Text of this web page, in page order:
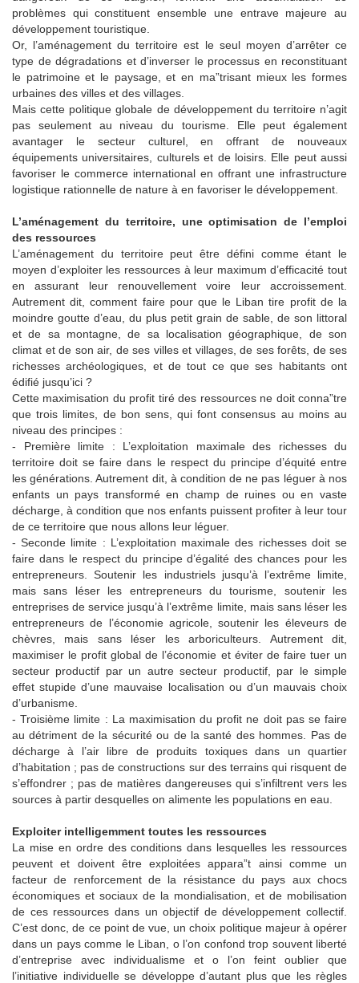
problèmes qui constituent ensemble une entrave majeure au
développement touristique.
Or, l’aménagement du territoire est le seul moyen d’arrêter ce
type de dégradations et d’inverser le processus en reconstituant
le patrimoine et le paysage, et en ma”trisant mieux les formes
urbaines des villes et des villages.
Mais cette politique globale de développement du territoire n’agit
pas seulement au niveau du tourisme. Elle peut également
avantager le secteur culturel, en offrant de nouveaux
équipements universitaires, culturels et de loisirs. Elle peut aussi
favoriser le commerce international en offrant une infrastructure
logistique rationnelle de nature à en favoriser le développement.
L’aménagement du territoire, une optimisation de l’emploi
des ressources
L’aménagement du territoire peut être défini comme étant le
moyen d’exploiter les ressources à leur maximum d’efficacité tout
en assurant leur renouvellement voire leur accroissement.
Autrement dit, comment faire pour que le Liban tire profit de la
moindre goutte d’eau, du plus petit grain de sable, de son littoral
et de sa montagne, de sa localisation géographique, de son
climat et de son air, de ses villes et villages, de ses forêts, de ses
richesses archéologiques, et de tout ce que ses habitants ont
édifié jusqu’ici ?
Cette maximisation du profit tiré des ressources ne doit conna”tre
que trois limites, de bon sens, qui font consensus au moins au
niveau des principes :
- Première limite : L’exploitation maximale des richesses du
territoire doit se faire dans le respect du principe d’équité entre
les générations. Autrement dit, à condition de ne pas léguer à nos
enfants un pays transformé en champ de ruines ou en vaste
décharge, à condition que nos enfants puissent profiter à leur tour
de ce territoire que nous allons leur léguer.
- Seconde limite : L’exploitation maximale des richesses doit se
faire dans le respect du principe d’égalité des chances pour les
entrepreneurs. Soutenir les industriels jusqu’à l’extrême limite,
mais sans léser les entrepreneurs du tourisme, soutenir les
entreprises de service jusqu’à l’extrême limite, mais sans léser les
entrepreneurs de l’économie agricole, soutenir les éleveurs de
chèvres, mais sans léser les arboriculteurs. Autrement dit,
maximiser le profit global de l’économie et éviter de faire tuer un
secteur productif par un autre secteur productif, par le simple
effet stupide d’une mauvaise localisation ou d’un mauvais choix
d’urbanisme.
- Troisième limite : La maximisation du profit ne doit pas se faire
au détriment de la sécurité ou de la santé des hommes. Pas de
décharge à l’air libre de produits toxiques dans un quartier
d’habitation ; pas de constructions sur des terrains qui risquent de
s’effondrer ; pas de matières dangereuses qui s’infiltrent vers les
sources à partir desquelles on alimente les populations en eau.
Exploiter intelligemment toutes les ressources
La mise en ordre des conditions dans lesquelles les ressources
peuvent et doivent être exploitées appara”t ainsi comme un
facteur de renforcement de la résistance du pays aux chocs
économiques et sociaux de la mondialisation, et de mobilisation
de ces ressources dans un objectif de développement collectif.
C’est donc, de ce point de vue, un choix politique majeur à opérer
dans un pays comme le Liban, o l’on confond trop souvent liberté
d’entreprise avec individualisme et o l’on feint oublier que
l’initiative individuelle se développe d’autant plus que les règles